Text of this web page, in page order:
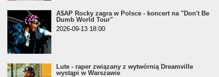
A$AP Rocky zagra w Polsce - koncert na "Don't Be
Dumb World Tour"
2026-09-13 18:00
Lute - raper związany z wytwórnią Dreamville
wystąpi w Warszawie